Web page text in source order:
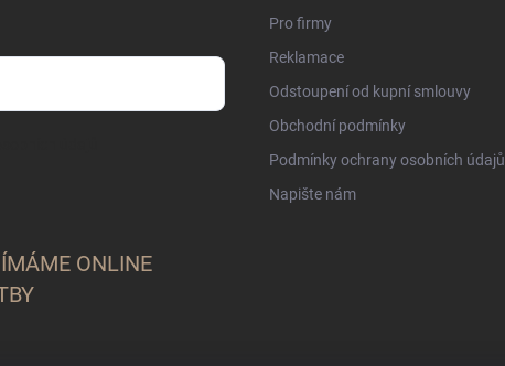
Pro firmy
Reklamace
Odstoupení od kupní smlouvy
Obchodní podmínky
Podmínky ochrany osobních údajů
Napište nám
ONLINE